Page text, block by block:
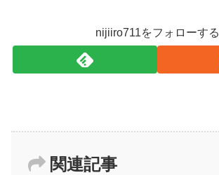
nijiiro711をフォローする
関連記事